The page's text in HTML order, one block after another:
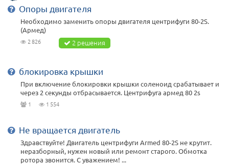
Опоры двигателя
Необходимо заменить опоры двигателя центрифуги 80-2S.
(Армед)
2 826 2 решения
блокировка крышки
При включение блокировки крышки соленоид срабатывает и
через 2 секунды отбрасывается. Центрифуга армед 80 2s
1 1 554
Не вращается двигатель
Здравствуйте! Двигатель центрифуги Armed 80-2S не крутит.
неразборный, нужен новый или ремонт старого. Обмотка
ротора звонится. С уважением! ...